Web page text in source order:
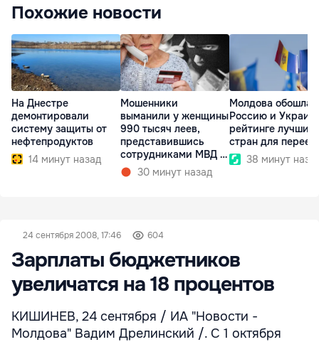
Похожие новости
На Днестре
демонтировали
систему защиты от
нефтепродуктов
14 минут назад
Мошенники
выманили у женщины
990 тысяч леев,
представившись
сотрудниками МВД и
СИБ30 минут назад
Молдова обошла
Россию и
рейтинге лучших
стран для
38 минут
24 сентября 2008, 17:46 604
Зарплаты бюджетников
увеличатся на 18 процентов
КИШИНЕВ, 24 сентября / ИА "Новости -
Молдова" Вадим Дрелинский /. С 1 октября